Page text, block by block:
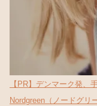
【PR】デンマーク発、
Nordgreen（ノードグリ